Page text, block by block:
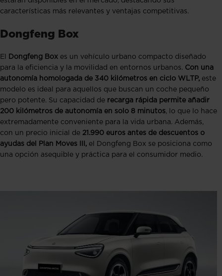
características más relevantes y ventajas competitivas.
Dongfeng Box
El Dongfeng Box es un vehículo urbano compacto diseñado
para la eficiencia y la movilidad en entornos urbanos. Con una
autonomía homologada de 340 kilómetros en ciclo WLTP, este
modelo es ideal para aquellos que buscan un coche pequeño
pero potente. Su capacidad de recarga rápida permite añadir
200 kilómetros de autonomía en solo 8 minutos, lo que lo hace
extremadamente conveniente para la vida urbana. Además,
con un precio inicial de 21.990 euros antes de descuentos o
ayudas del Plan Moves III, el Dongfeng Box se posiciona como
una opción asequible y práctica para el consumidor medio.